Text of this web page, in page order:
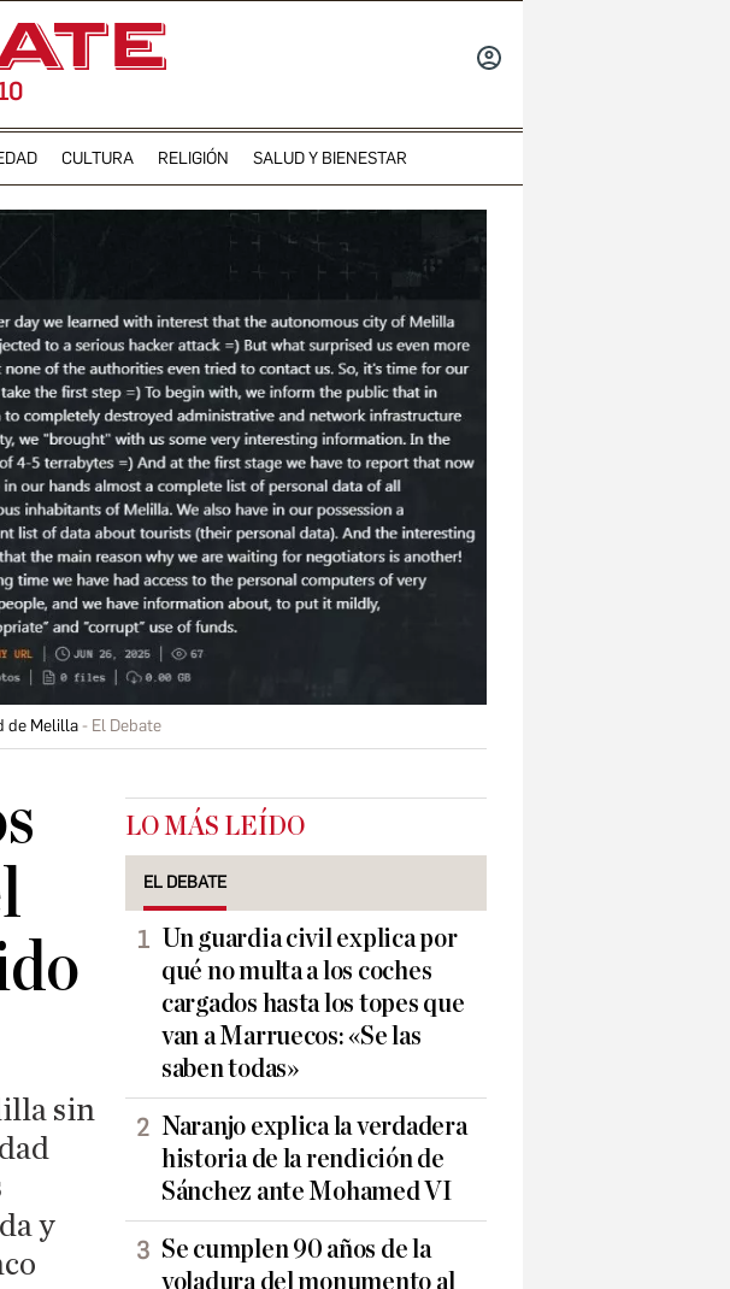
CULTURA RELIGIÓN SALUD Y BIENESTAR
de Melilla El Debate
sin
y
LO MÁS LEÍDO
EL DEBATE
Un guardia civil explica por
qué no multa a los coches
cargados hasta los topes que
van a Marruecos: «Se las
saben todas»
Naranjo explica la verdadera
historia de la rendición de
Sánchez ante Mohamed VI
Se cumplen 90 años de la
voladura del monumento al